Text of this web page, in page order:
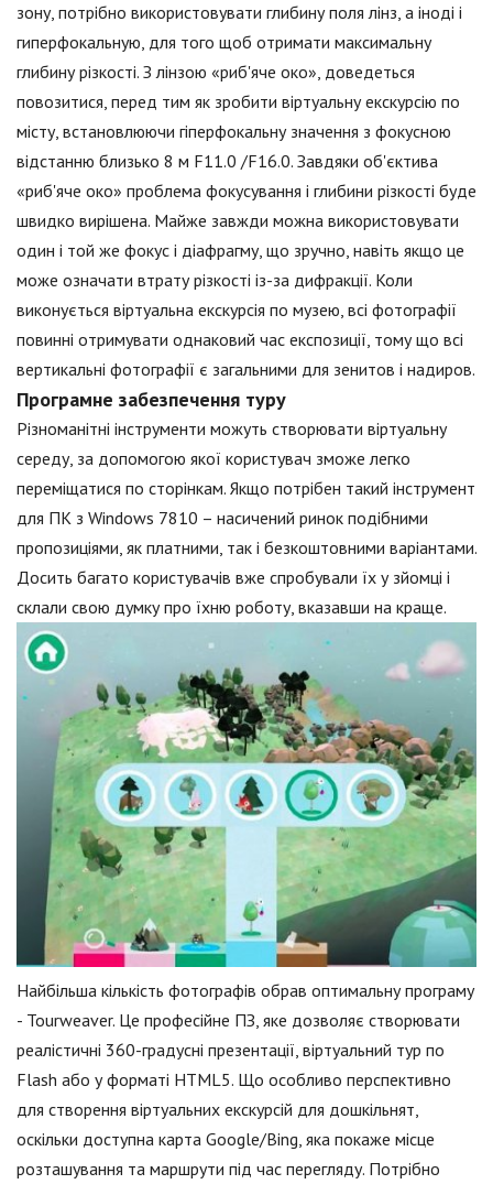
зону, потрібно використовувати глибину поля лінз, а іноді і
гиперфокальную, для того щоб отримати максимальну
глибину різкості. З лінзою «риб'яче око», доведеться
повозитися, перед тим як зробити віртуальну екскурсію по
місту, встановлюючи гіперфокальну значення з фокусною
відстанню близько 8 м F11.0 /F16.0. Завдяки об'єктива
«риб'яче око» проблема фокусування і глибини різкості буде
швидко вирішена. Майже завжди можна використовувати
один і той же фокус і діафрагму, що зручно, навіть якщо це
може означати втрату різкості із-за дифракції. Коли
виконується віртуальна екскурсія по музею, всі фотографії
повинні отримувати однаковий час експозиції, тому що всі
вертикальні фотографії є загальними для зенитов і надиров.
Програмне забезпечення туру
Різноманітні інструменти можуть створювати віртуальну
середу, за допомогою якої користувач зможе легко
переміщатися по сторінкам. Якщо потрібен такий інструмент
для ПК з Windows 7810 – насичений ринок подібними
пропозиціями, як платними, так і безкоштовними варіантами.
Досить багато користувачів вже спробували їх у зйомці і
склали свою думку про їхню роботу, вказавши на краще.
Найбільша кількість фотографів обрав оптимальну програму
- Tourweaver. Це професійне ПЗ, яке дозволяє створювати
реалістичні 360-градусні презентації, віртуальний тур по
Flash або у форматі HTML5. Що особливо перспективно
для створення віртуальних екскурсій для дошкільнят,
оскільки доступна карта Google/Bing, яка покаже місце
розташування та маршрути під час перегляду. Потрібно